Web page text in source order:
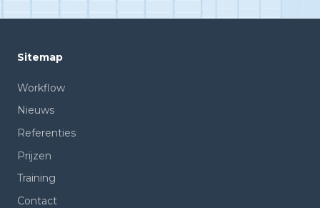
Sitemap
Workflow
Nieuws
Referenties
Prijzen
Training
Contact